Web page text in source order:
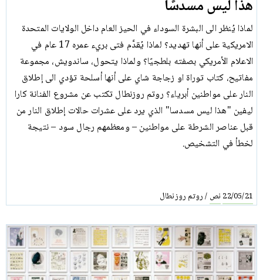
هذا ليس مسدسًا
لماذا يُنظر الى البشرة السوداء في الحيز العام داخل الولايات المتحدة
الامريكية على أنها تهديد؟ لماذا يُقدَّم فتى بريء عمره 17 عام في
الاعلام الأمريكي بصفته بلطجيًا؟ ولماذا يتحول، ساندويش، مجموعة
مفاتيح، كتاب توراة او زجاجة شاي على أنها أسلحة تؤدي الى إطلاق
النار على مواطنين أبرياء؟ روتم روزنطال تكتب عن مشروع الفنانة كارا
ليفين "هذا ليس مسدسا" الذي يرد على عشرات حالات إطلاق النار من
قبل عناصر الشرطة على مواطنين – ومعظمهم رجال سود – نتيجة
لخطأ في التشخيص.
22/05/21 نص /روتم روزنطال